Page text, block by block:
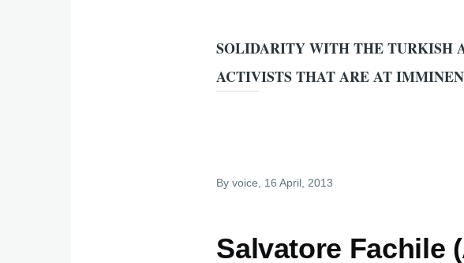
SOLIDARITY WITH THE TURKISH
ACTIVISTS THAT ARE AT
Byvoice, 16 April, 2013
Salvatore Fachile